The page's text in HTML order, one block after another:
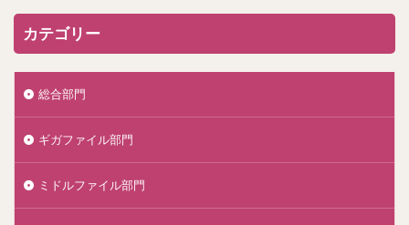
カテゴリー
総合部門
ギガファイル部門
ミドルファイル部門